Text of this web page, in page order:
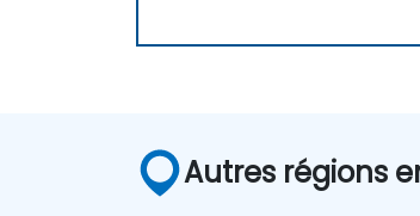
Autres régions